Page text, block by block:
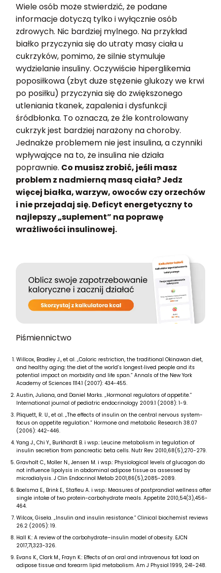
Wiele osób może stwierdzić, że podane
informacje dotyczą tylko i wyłącznie osób
zdrowych. Nic bardziej mylnego. Na przykład
białko przyczynia się do utraty masy ciała u
cukrzyków, pomimo, że silnie stymuluje
wydzielanie insuliny. Oczywiście hiperglikemia
poposiłkowa (zbyt duże stężenie glukozy we krwi
po posiłku) przyczynia się do zwiększonego
utleniania tkanek, zapalenia i dysfunkcji
śródbłonka. To oznacza, że źle kontrolowany
cukrzyk jest bardziej narażony na choroby.
Jednakże problemem nie jest insulina, a czynniki
wpływające na to, że insulina nie działa
poprawnie. Co musisz zrobić, jeśli masz
problem z nadmierną masą ciała? Jedz
więcej białka, warzyw, owoców czy orzechów
i nie przejadaj się. Deficyt energetyczny to
najlepszy „suplement” na poprawę
wrażliwości insulinowej.
Piśmiennictwo
Willcox, Bradley J., et al. „Caloric restriction, the traditional Okinawan diet,
and healthy aging: the diet of the world’s longest‐lived people and its
potential impact on morbidity and life span.” Annals of the New York
Academy of Sciences 1114.1 (2007): 434-455.
Austin, Juliana, and Daniel Marks. „Hormonal regulators of appetite.”
International journal of pediatric endocrinology 2009.1 (2008): 1-9.
Pliquett, R. U., et al. „The effects of insulin on the central nervous system-
focus on appetite regulation.” Hormone and metabolic Research 38.07
(2006): 442-446.
Yang J., Chi Y., Burkhardt B. i wsp.: Leucine metabolism in tegulation of
insulin secretion from pancreatic beta cells. Nutr Rev 2010,68(5),270-279.
Gravholt C., Moller N., Jensen M. i wsp.: Physiological levels of glucagon do
not influence lipolysis in abdominal adipose tissue as assessed by
microdialysis. J Clin Endocrinol Metab 2001,86(5),2085-2089.
Boelsma E., Brink E., Stafleu A. i wsp.: Measures of postprandial wellness after
single intake of two protein-carbohydrate meals. Appetite 2010,54(3),456-
464.
Wilcox, Gisela. „Insulin and insulin resistance.” Clinical biochemist reviews
26.2 (2005): 19.
Hall K.: A review of the carbohydrate–insulin model of obesity. EJCN
2017,71,323-326.
Evans K., Clark M., Frayn K.: Effects of an oral and intravenous fat load on
adipose tissue and forearm lipid metabolism. Am J Physiol 1999, 241-248.